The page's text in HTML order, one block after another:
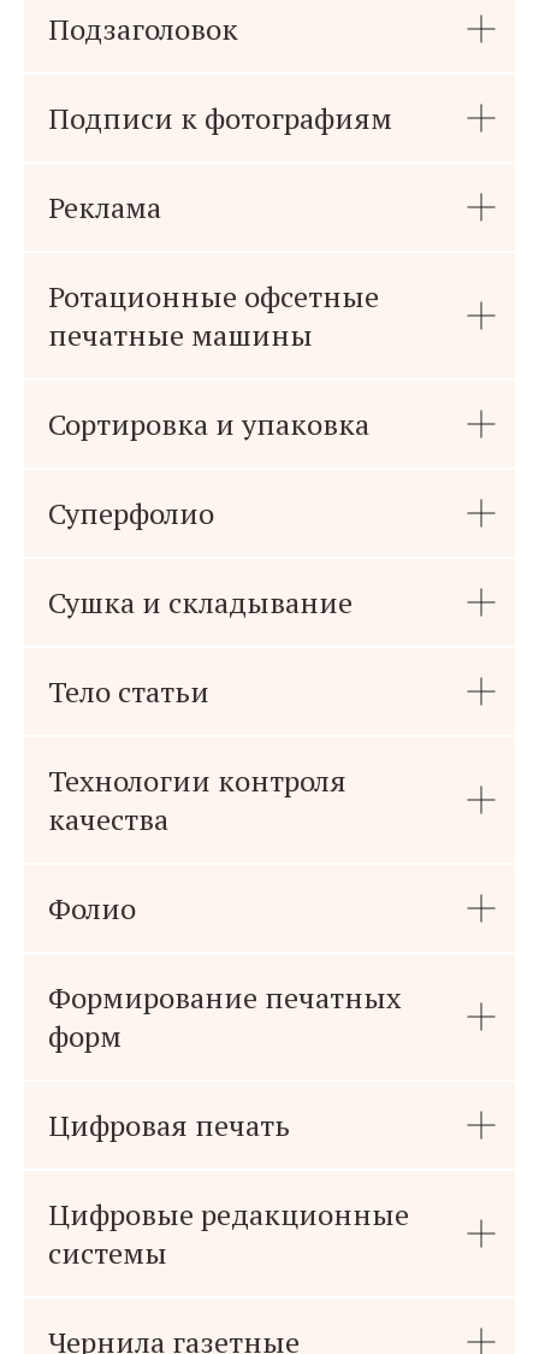
Подзаголовок
Подписи к фотографиям
Реклама
Ротационные офсетные
печатные машины
Сортировка и упаковка
Суперфолио
Сушка и складывание
Тело статьи
Технологии контроля
качества
Фолио
Формирование печатных
форм
Цифровая печать
Цифровые редакционные
системы
Чернила газетные